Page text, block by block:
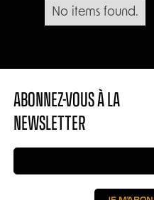
No items found.
ABONNEZ-VOUS À LA
NEWSLETTER